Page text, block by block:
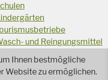
und Reingungsmittel
Ressourcen-Effizienz
von Elektroaltgeräten
Ihnen bestmögliche
Website zu ermöglichen.